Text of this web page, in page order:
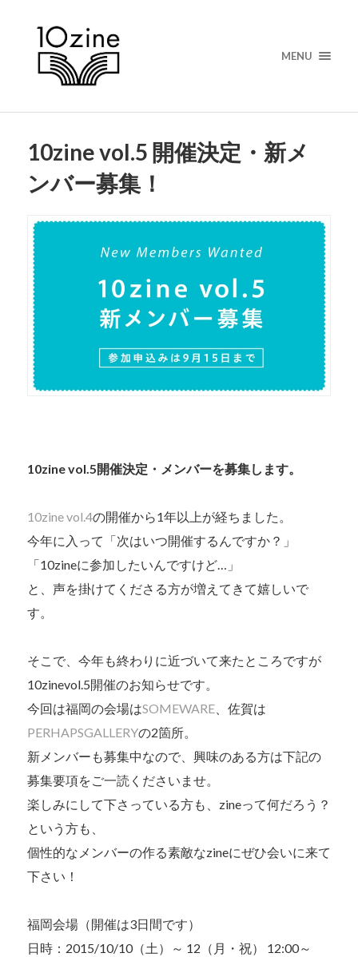
MENU
10zine vol.5 開催決定・新メ
ンバー募集！
10zine vol.5開催決定・メンバーを募集します。
10zine vol.4の開催から1年以上が経ちました。
今年に入って「次はいつ開催するんですか？」
「10zineに参加したいんですけど…」
と、声を掛けてくださる方が増えてきて嬉しいで
す。
そこで、今年も終わりに近づいて来たところですが
10zinevol.5開催のお知らせです。
今回は福岡の会場はSOMEWARE、佐賀は
PERHAPSGALLERYの2箇所。
新メンバーも募集中なので、興味のある方は下記の
募集要項をご一読くださいませ。
楽しみにして下さっている方も、zineって何だろう？
という方も、
個性的なメンバーの作る素敵なzineにぜひ会いに来て
下さい！
福岡会場（開催は3日間です）
日時：2015/10/10（土）～ 12（月・祝） 12:00～